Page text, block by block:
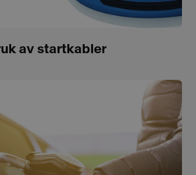
av startkabler